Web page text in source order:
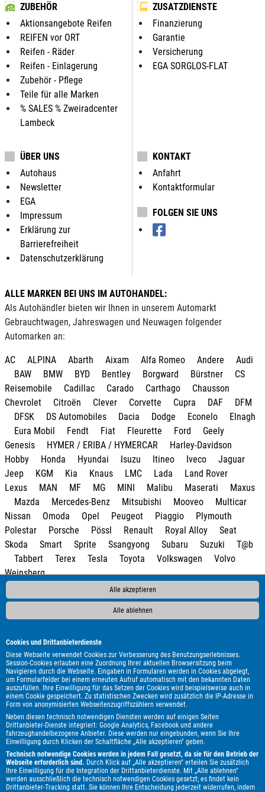
Alle akzeptieren
Alle ablehnen
Cookies und Drittanbieterdienste
Diese Webseite verwendet Cookies zur Verbesserung des Benutzungserlebnisses.
Session-Cookies erlauben eine Zuordnung Ihrer aktuellen Browsersitzung beim
Navigieren durch die Webseite. Eingaben in Formularen werden in Cookies abgelegt,
um Formularfelder bei einem erneuten Aufruf automatisch mit den bekannten Daten
auszufüllen. Ihre Einwilligung für das Setzen der Cookies wird beispielsweise auch in
einem Cookie gespeichert. Zu statistischen Zwecken wird zusätzlich die IP-Adresse in
Form von anonymisierten Webseitenzugriffszählern verwendet.
Neben diesen technisch notwendigen Diensten werden auf einigen Seiten
Drittanbieter-Dienste integriert: Google Analytics, Facebook und andere
fahrzeughandelbezogene Anbieter. Diese werden nur eingebunden, wenn Sie Ihre
Einwilligung durch Klicken der Schaltfläche „Alle akzeptieren" geben.
Technisch notwendige Cookies werden in jedem Fall gesetzt, da sie für den Betrieb der
Webseite erforderlich sind. Durch Klick auf „Alle akzeptieren" erteilen Sie zusätzlich
Ihre Einwilligung für die Integration der Drittanbieterdienste. Mit „Alle ablehnen"
werden ausschließlich die technisch notwendigen Cookies gesetzt; es findet kein
Drittanbieter-Tracking statt. Sie können Ihre Entscheidung jederzeit widerrufen, indem
ZUBEHÖR
Aktionsangebote Reifen
REIFEN vor ORT
Reifen - Räder
Reifen - Einlagerung
Zubehör - Pflege
Teile für alle Marken
% SALES % Zweiradcenter
Lambeck
ZUSATZDIENSTE
Finanzierung
Garantie
Versicherung
EGA SORGLOS-FLAT
ÜBER UNS
Autohaus
Newsletter
EGA
Impressum
Erklärung zur
Barrierefreiheit
Datenschutzerklärung
KONTAKT
Anfahrt
Kontaktformular
FOLGEN SIE UNS
ALLE MARKEN BEI UNS IM AUTOHANDEL:
Als Autohändler bieten wir Ihnen in unserem Automarkt
Gebrauchtwagen, Jahreswagen und Neuwagen folgender
Automarken an:
AC ALPINA Abarth Aixam Alfa Romeo Andere
Audi
BAW
BMW BYD Bentley Borgward Bürstner
CS
Reisemobile
Cadillac Carado Carthago
Chausson
Chevrolet
Citroën Clever Corvette Cupra DAF
DFM
DFSK
DS Automobiles Dacia Dodge Econelo
Elnagh
Eura Mobil
Fendt Fiat Fleurette Ford
Geely
Genesis
HYMER / ERIBA / HYMERCAR
Harley-Davidson
Hobby
Honda Hyundai Isuzu Itineo Iveco
Jaguar
Jeep
KGM Kia Knaus LMC Lada
Land Rover
Lexus
MAN MF MG MINI Malibu Maserati
Maxus
Mazda
Mercedes-Benz Mitsubishi Mooveo
Multicar
Nissan
Omoda Opel Peugeot Piaggio
Plymouth
Polestar
Porsche Pössl Renault Royal Alloy
Seat
Skoda
Smart Sprite Ssangyong Subaru Suzuki
T@b
Tabbert
Terex Tesla Toyota Volkswagen
Volvo
Weinsberg